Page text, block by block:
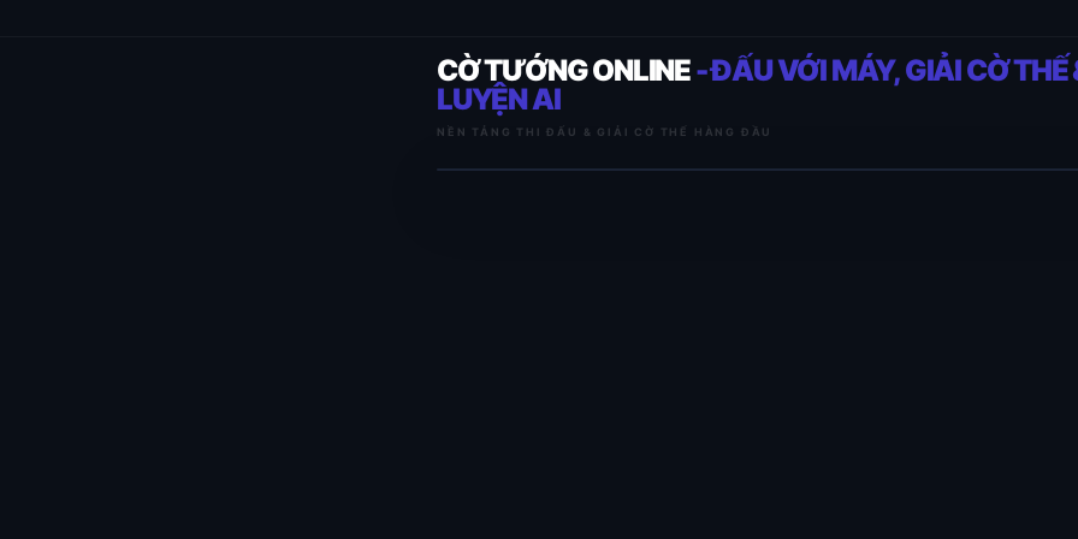
CỜ TƯỚNG ONLINE- ĐẤU VỚI MÁY, GIẢI CỜ THẾ
LUYỆN AI
NỀN TẢNG THI ĐẤU & GIẢI CỜ THẾ HÀNG ĐẦU